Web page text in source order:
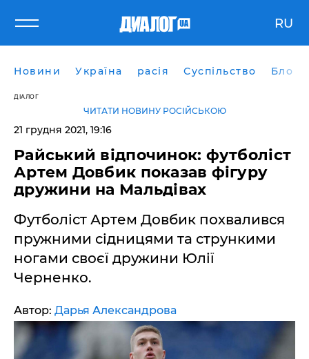
RU
Новини Україна расія Суспільство Блоги
ДІАЛОГ
ЧИТАТИ НОВИНУ РОСІЙСЬКОЮ
21 грудня 2021, 19:16
Райський відпочинок: футболіст
Артем Довбик показав фігуру
дружини на Мальдівах
Футболіст Артем Довбик похвалився
пружними сідницями та стрункими
ногами своєї дружини Юлії
Черненко.
Автор: Дарья Александрова